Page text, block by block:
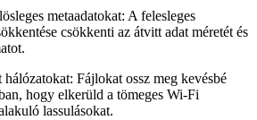
metaadatokat: A felesleges
csökkenti az átvitt adat méretét és
Fájlokat ossz meg kevésbé
hogy elkerüld a tömeges Wi-Fi
lassulásokat.